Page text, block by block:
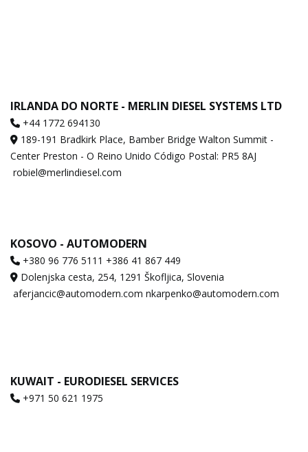
IRLANDA DO NORTE - MERLIN DIESEL SYSTEMS LTD
+44 1772 694130
189-191 Bradkirk Place, Bamber Bridge Walton Summit -
Center Preston - O Reino Unido Código Postal: PR5 8AJ
robiel@merlindiesel.com
KOSOVO - AUTOMODERN
+380 96 776 5111 +386 41 867 449
Dolenjska cesta, 254, 1291 Škofljica, Slovenia
aferjancic@automodern.com nkarpenko@automodern.com
KUWAIT - EURODIESEL SERVICES
+971 50 621 1975